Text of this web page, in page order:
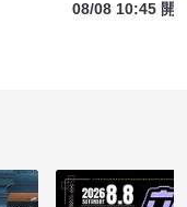
08/08 10:45 開